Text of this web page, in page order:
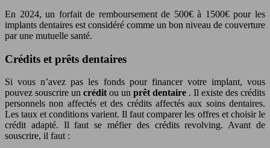
En 2024, un forfait de remboursement de 500€ à 1500€ pour les
implants dentaires est considéré comme un bon niveau de couverture
par une mutuelle santé.
Crédits et prêts dentaires
Si vous n’avez pas les fonds pour financer votre implant, vous
pouvez souscrire un créditou un prêt dentaire . Il existe des crédits
personnels non affectés et des crédits affectés aux soins dentaires.
Les taux et conditions varient. Il faut comparer les offres et choisir le
crédit adapté. Il faut se méfier des crédits revolving. Avant de
souscrire, il faut :